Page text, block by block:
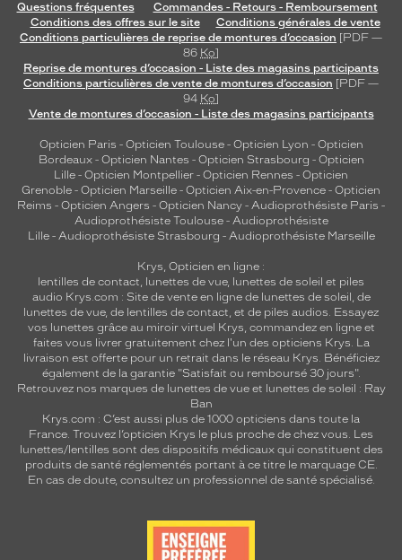
Questions fréquentes
Commandes - Retours - Remboursement
Conditions des offres sur le site
Conditions générales de vente
Conditions particulières de reprise de montures d’occasion [PDF —
86 Ko]
Reprise de montures d’occasion - Liste des magasins participants
Conditions particulières de vente de montures d’occasion [PDF —
94 Ko]
Vente de montures d’occasion - Liste des magasins participants
Opticien Paris - Opticien Toulouse- Opticien Lyon - Opticien
Bordeaux- Opticien Nantes - Opticien Strasbourg - Opticien
Lille - Opticien Montpellier - Opticien Rennes - Opticien
Grenoble - Opticien Marseille - Opticien Aix-en-Provence - Opticien
Reims - Opticien Angers - Opticien Nancy - Audioprothésiste Paris -
Audioprothésiste Toulouse- Audioprothésiste
Lille- Audioprothésiste Strasbourg - Audioprothésiste Marseille
Krys, Opticien en ligne :
lentilles de contact, lunettes de vue, lunettes de soleil et piles
audio Krys.com : Site de vente en ligne de lunettes de soleil, de
lunettes de vue, de lentilles de contact, et de piles audios. Essayez
vos lunettes grâce au miroir virtuel Krys, commandez en ligne et
faites vous livrer gratuitement chez l'un des opticiens Krys. La
livraison est offerte pour un retrait dans le réseau Krys. Bénéficiez
également de la garantie "Satisfait ou remboursé 30 jours".
Retrouvez nos marques de lunettes de vue et lunettes de soleil : Ray
Ban
Krys.com : C’est aussi plus de 1000 opticiens dans toute la
France. Trouvez l’opticien Krys le plus proche de chez vous. Les
lunettes/lentilles sont des dispositifs médicaux qui constituent des
produits de santé réglementés portant à ce titre le marquage CE.
En cas de doute, consultez un professionnel de santé spécialisé.